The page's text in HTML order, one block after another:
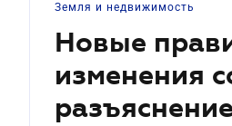
Земля и недвижимость
Новые
изменения